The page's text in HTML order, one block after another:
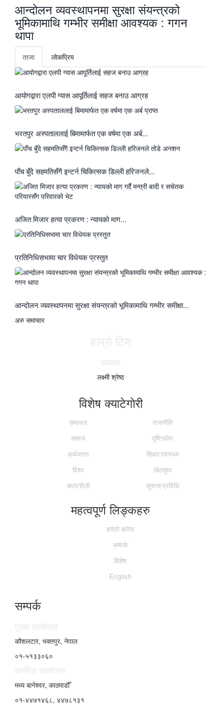
आन्दोलन व्यवस्थापनमा सुरक्षा संयन्त्रको
भूमिकामाथि गम्भीर समीक्षा आवश्यक : गगन
थापा
ताजा लाेकप्रिय
आयोगद्वारा एलपी ग्यास आपूर्तिलाई सहज बनाउ आग्रह
भरतपुर अस्पताललाई बिमामार्फत एक वर्षमा एक अर्ब...
पाँच बुँदे सहमतिसँगै इन्टर्न चिकित्सक डिल्ली हरिजनले...
अजित मिजार हत्या प्रकरण : न्यायको माग...
प्रतिनिधिसभामा चार विधेयक प्रस्तुत
आन्दोलन व्यवस्थापनमा सुरक्षा संयन्त्रको भूमिकामाथि गम्भीर समीक्षा...
अरु समाचार
हाम्राे टिम
अध्यक्ष
लक्ष्मी श्रेष्ठ
विशेष क्याटेगाेरी
समाचार
राजनीति
समाज
दृष्टिकोण
अर्थजगत
शिक्षा/स्वास्थ्य
विश्व
खेलकुद
कला/शैली
सूचना/प्रविधि
महत्वपूर्ण लिङ्कहरु
हाम्राे बारेमा
सम्पर्क
विशेष
English
सम्पर्क
मुख्य कार्यालय
कौशलटार, भक्तपुर, नेपाल
०१-५१३३०६०
कर्पाेरेट कार्यालय
मध्य बानेश्वर, काठमाडौँ
०१-४४७१४६८, ४४७८१३१